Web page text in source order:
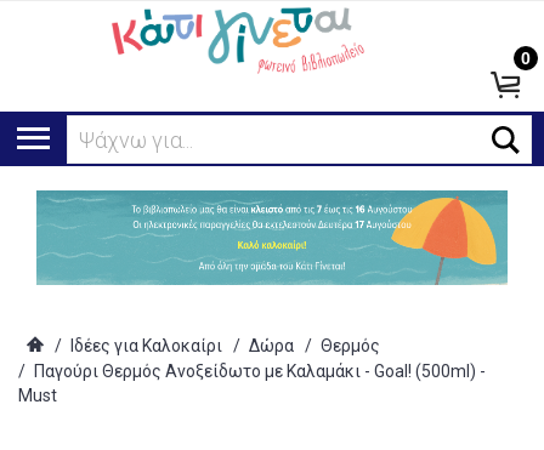
Ψάχνω για...
0
/ Ιδέες για Καλοκαίρι / Δώρα / Θερμός
/ Παγούρι Θερμός Ανοξείδωτο με Καλαμάκι - Goal! (500ml) -
Must